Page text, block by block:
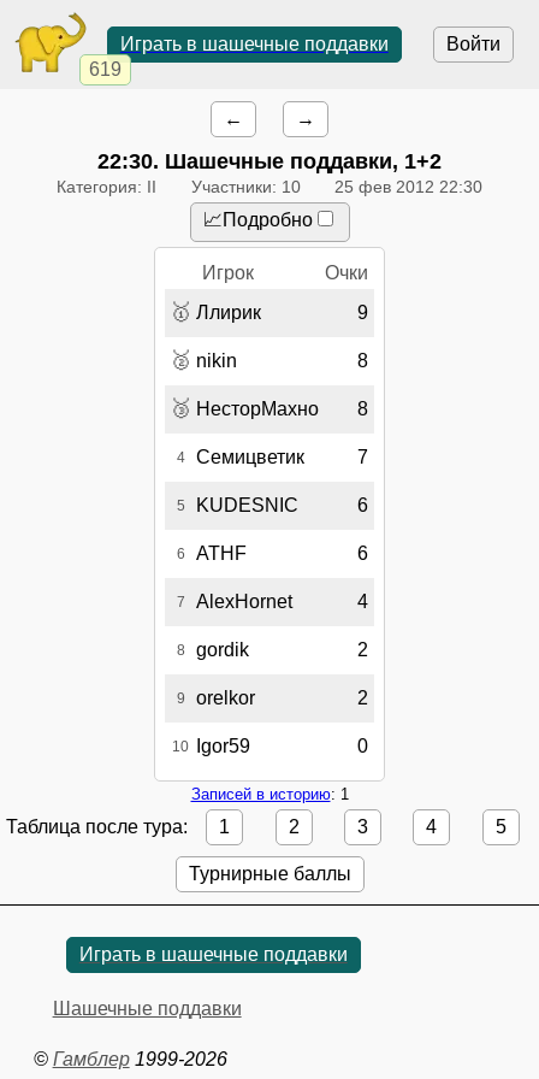
619
Войти
Играть в шашечные поддавки
← →
22:30. Шашечные поддавки, 1+2
Категория: II Участники: 10 25 фев 2012 22:30
📈Подробно
Игрок Очки
🥇 Ллирик 9
🥈 nikin 8
🥉 НесторМахно 8
4 Семицветик 7
5 KUDESNIC 6
6 ATHF 6
7 AlexHornet 4
8 gordik 2
9 orelkor 2
10 Igor59 0
Записей в историю: 1
Таблица после тура: 1 2 3 4 5
Турнирные баллы
Играть в шашечные поддавки
Шашечные поддавки
© Гамблер1999-2026